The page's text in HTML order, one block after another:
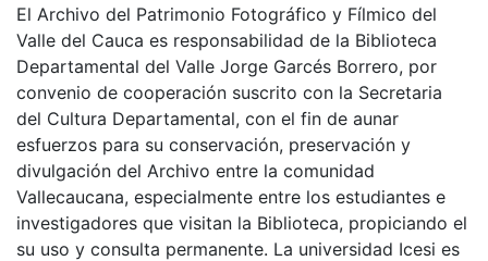
El Archivo del Patrimonio Fotográfico y Fílmico del
Valle del Cauca es responsabilidad de la Biblioteca
Departamental del Valle Jorge Garcés Borrero, por
convenio de cooperación suscrito con la Secretaria
del Cultura Departamental, con el fin de aunar
esfuerzos para su conservación, preservación y
divulgación del Archivo entre la comunidad
Vallecaucana, especialmente entre los estudiantes e
investigadores que visitan la Biblioteca, propiciando el
su uso y consulta permanente. La universidad Icesi es